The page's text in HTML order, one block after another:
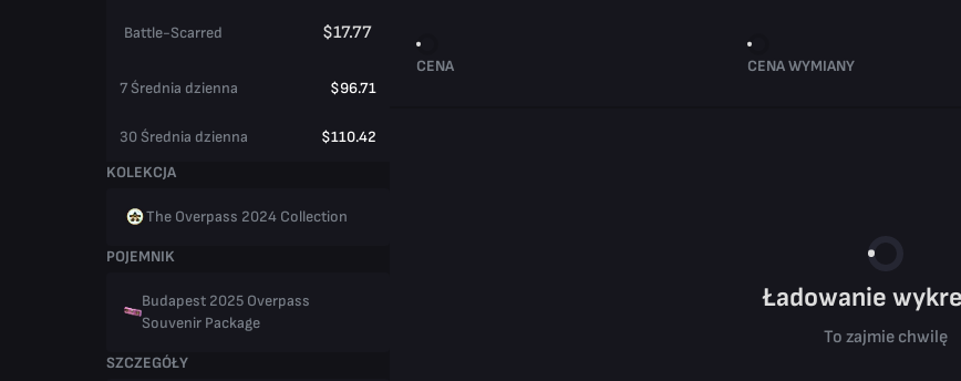
Battle-Scarred $17.77
7 Średnia dzienna $96.71
30 Średnia dzienna
$110.42
KOLEKCJA
The Overpass 2024 Collection
POJEMNIK
Budapest 2025 Overpass
Souvenir Package
SZCZEGÓŁY
CENA CENA WYMIANY
Ładowanie
To zajmie chwilę